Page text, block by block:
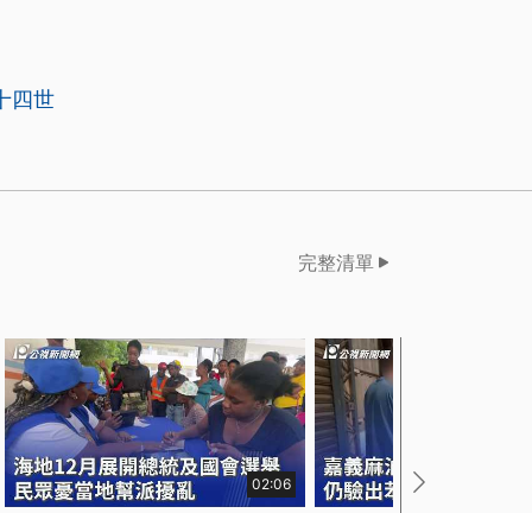
四世
完整清單
02:06